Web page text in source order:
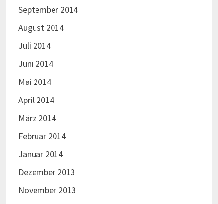
September 2014
August 2014
Juli 2014
Juni 2014
Mai 2014
April 2014
März 2014
Februar 2014
Januar 2014
Dezember 2013
November 2013